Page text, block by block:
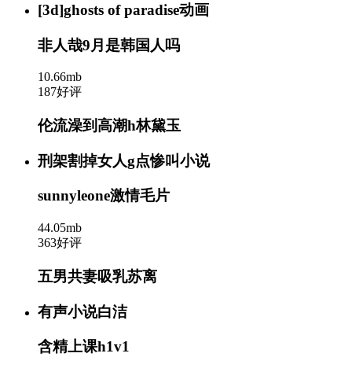
[3d]ghosts of paradise动画
非人哉9月是韩国人吗
10.66mb
187好评
伦流澡到高潮h林黛玉
刑架割掉女人g点惨叫小说
sunnyleone激情毛片
44.05mb
363好评
五男共妻吸乳苏离
有声小说白洁
含精上课h1v1